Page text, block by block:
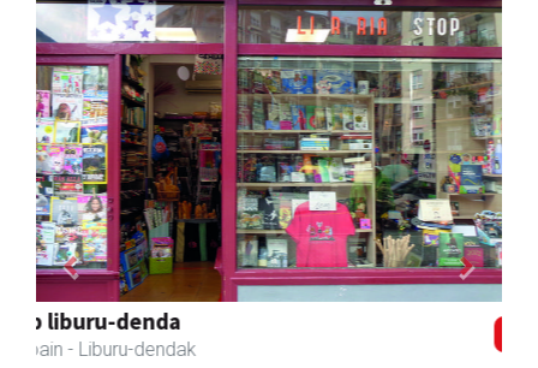
Xixori belar-denda
Andoain - Belar-denda
Previous Next